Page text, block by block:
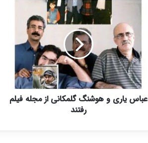
عباس یاری و هوشنگ گلمکانی از مجله فیلم
رفتند